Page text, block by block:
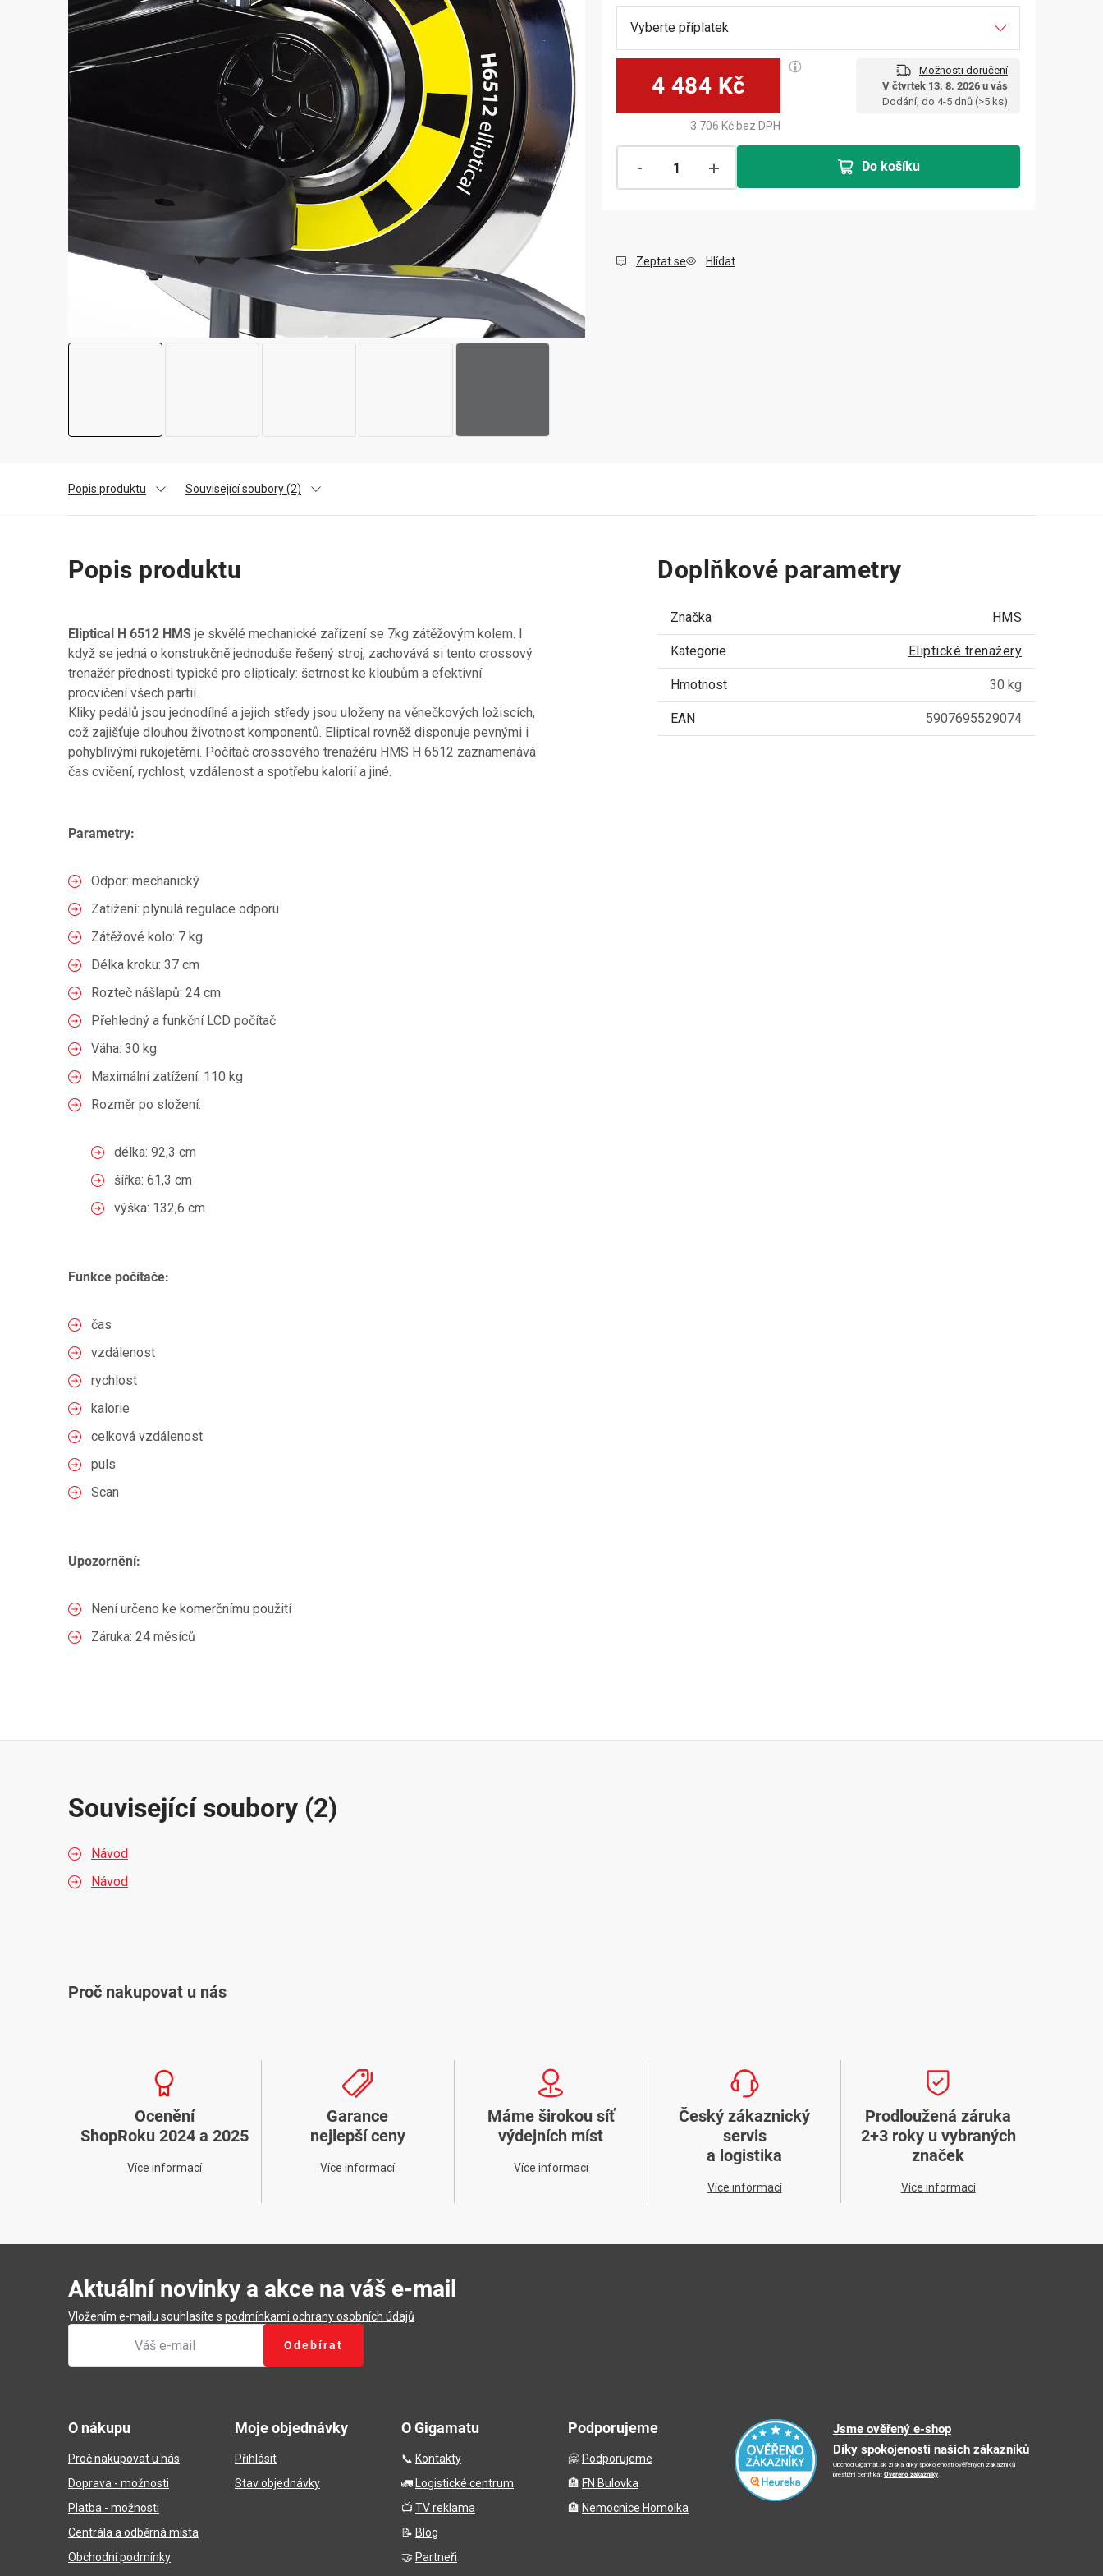
4 484 Kč
Možnosti doručení
V čtvrtek 13. 8. 2026 u vás
Dodání, do 4-5 dnů (>5 ks)
3 706 Kč bez DPH
Do košíku
Zeptat se Hlídat
Popis produktu Související soubory (2)
Popis produktu
Eliptical H 6512 HMS je skvělé mechanické zařízení se 7kg zátěžovým kolem. I
když se jedná o konstrukčně jednoduše řešený stroj, zachovává si tento crossový
trenažér přednosti typické pro elipticaly: šetrnost ke kloubům a efektivní
procvičení všech partií.
Kliky pedálů jsou jednodílné a jejich středy jsou uloženy na věnečkových ložiscích,
což zajišťuje dlouhou životnost komponentů. Eliptical rovněž disponuje pevnými i
pohyblivými rukojetěmi. Počítač crossového trenažéru HMS H 6512 zaznamenává
čas cvičení, rychlost, vzdálenost a spotřebu kalorií a jiné.
Parametry:
Odpor: mechanický
Zatížení: plynulá regulace odporu
Zátěžové kolo: 7 kg
Délka kroku: 37 cm
Rozteč nášlapů: 24 cm
Přehledný a funkční LCD počítač
Váha: 30 kg
Maximální zatížení: 110 kg
Rozměr po složení:
délka: 92,3 cm
šířka: 61,3 cm
výška: 132,6 cm
Funkce počítače:
čas
vzdálenost
rychlost
kalorie
celková vzdálenost
puls
Scan
Upozornění:
Není určeno ke komerčnímu použití
Záruka: 24 měsíců
Doplňkové parametry
Značka HMS
Kategorie Eliptické trenažery
Hmotnost 30 kg
EAN 5907695529074
Související soubory (2)
Návod
Návod
Proč nakupovat u nás
Ocenění
ShopRoku 2024 a 2025
Více informací
Garance
nejlepší ceny
Více informací
Máme širokou síť
výdejních míst
Více informací
Český zákaznický
servis
a logistika
Více informací
Prodloužená záruka
2+3 roky u vybraných
značek
Více informací
Aktuální novinky a akce na váš e-mail
Vložením e-mailu souhlasíte s podmínkami ochrany osobních údajů
Odebírat
O nákupu
Proč nakupovat u nás
Doprava - možnosti
Platba - možnosti
Centrála a odběrná místa
Obchodní podmínky
Moje objednávky
Přihlásit
Stav objednávky
O Gigamatu
📞 Kontakty
🚛
Logistické centrum
📺 TV reklama
📝 Blog
🤝 Partneři
Podporujeme
🤗 Podporujeme
🏨 FN Bulovka
🏨 Nemocnice Homolka
Jsme ověřený e-shop
Díky spokojenosti našich zákazníků
Obchod Gigamat.sk získal díky spokojenosti ověřených zákazníků
prestižní certifikát Ověřeno zákazníky.